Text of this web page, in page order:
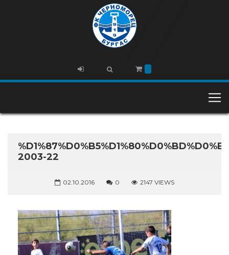
2003-22
02.10.2016 0 2147 VIEWS